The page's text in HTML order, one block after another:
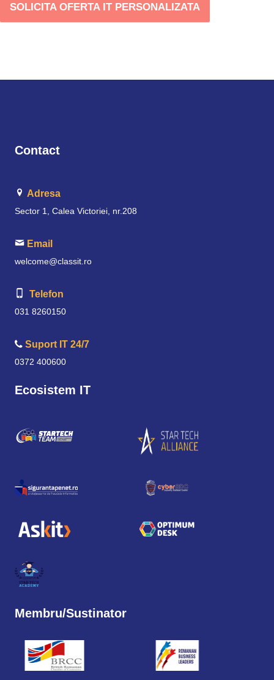
SOLICITA OFERTA IT PERSONALIZATA
Contact
Adresa
Sector 1, Calea Victoriei, nr.208
Email
welcome@classit.ro
Telefon
031 8260150
Suport IT 24/7
0372 400600
Ecosistem IT
Membru/Sustinator